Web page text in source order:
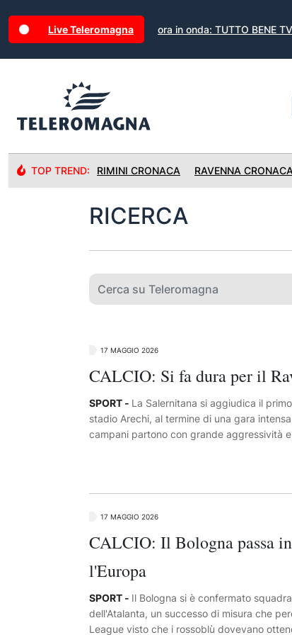
Live Teleromagna ora in onda: TUTTO BENE TV
TOP TREND: RIMINI CRONACA RAVENNA CRONACA
RICERCA
17 MAGGIO 2026
CALCIO: Si fa dura per il
SPORT - La Salernitana si aggiudica il
stadio Arechi, al termine di una gara
campani partono con grande aggressività
ripartenza con Corsinelli, che calcia alto
ripresa il copione non cambia: la squadra
esplodere l’Arechi. Il Ravenna prova a
pubblico granata con una conclusione che
Anastasio, che firma il 2-0 e scatena la
17 MAGGIO 2026
CALCIO: Il Bologna passa
l'Europa
SPORT - Il Bologna si è confermato
dell'Atalanta, un successo di misura che
League visto che i rossoblù dovevano